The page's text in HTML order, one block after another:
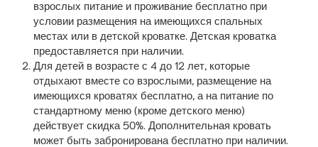
взрослых питание и проживание бесплатно при
условии размещения на имеющихся спальных
местах или в детской кроватке. Детская кроватка
предоставляется при наличии.
Для детей в возрасте с 4 до 12 лет, которые
отдыхают вместе со взрослыми, размещение на
имеющихся кроватях бесплатно, а на питание по
стандартному меню (кроме детского меню)
действует скидка 50%. Дополнительная кровать
может быть забронирована бесплатно при наличии.